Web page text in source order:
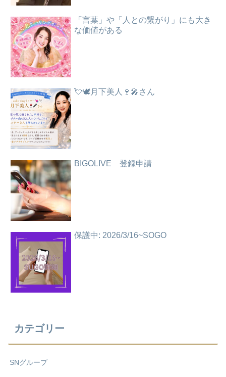
「言葉」や「人との繋がり」にも大き
な価値がある
💘🕊️月下美人🍷🎤さん
BIGOLIVE 登録申請
保護中: 2026/3/16~SOGO
カテゴリー
SNグループ